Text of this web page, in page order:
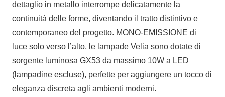
dettaglio in metallo interrompe delicatamente la
continuità delle forme, diventando il tratto distintivo e
contemporaneo del progetto. MONO-EMISSIONE di
luce solo verso l’alto, le lampade Velia sono dotate di
sorgente luminosa GX53 da massimo 10W a LED
(lampadine escluse), perfette per aggiungere un tocco di
eleganza discreta agli ambienti moderni.